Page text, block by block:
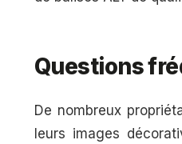
Questions
De nombreux
leurs images